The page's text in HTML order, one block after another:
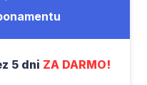
5 dni ZA DARMO!